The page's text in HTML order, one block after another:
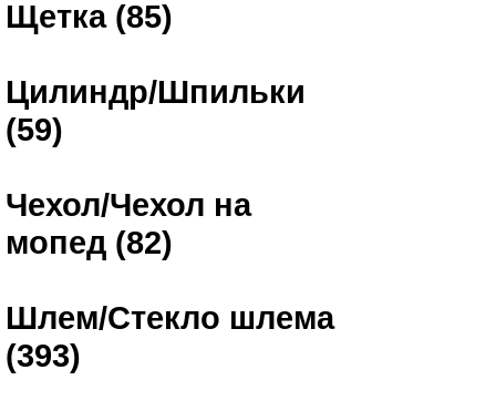
Щетка (85)
Цилиндр/Шпильки
(59)
Чехол/Чехол на
мопед (82)
Шлем/Стекло шлема
(393)